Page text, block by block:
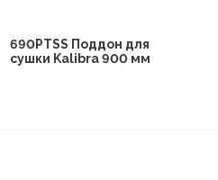
690PTSS Поддон для
сушки Kalibra 900 мм